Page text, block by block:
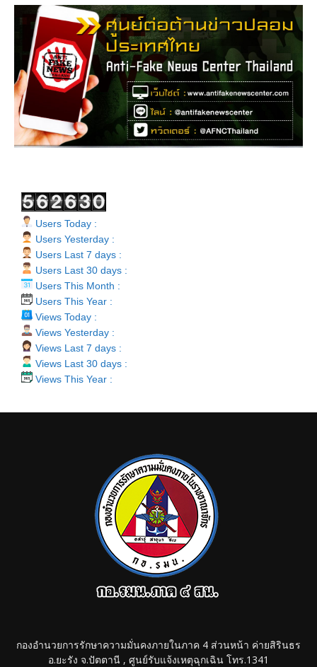
Users Today :
Users Yesterday :
Users Last 7 days :
Users Last 30 days :
Users This Month :
Users This Year :
Views Today :
Views Yesterday :
Views Last 7 days :
Views Last 30 days :
Views This Year :
กองอำนวยการรักษาความมั่นคงภายในภาค 4 ส่วนหน้า ค่ายสิรินธร
อ.ยะรัง จ.ปัตตานี , ศูนย์รับแจ้งเหตุฉุกเฉิน โทร.1341